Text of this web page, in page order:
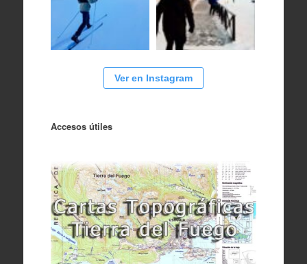
Ver en Instagram
Accesos útiles